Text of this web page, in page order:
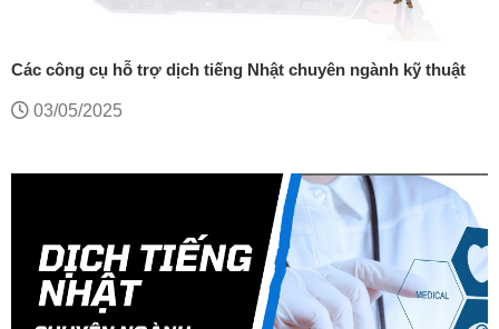
Các công cụ hỗ trợ dịch tiếng Nhật chuyên ngành kỹ thuật
03/05/2025